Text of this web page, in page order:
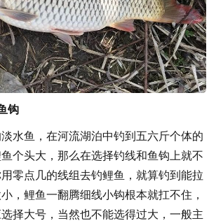
钩
水鱼，在河流湖泊中钓到五六斤个体的
个头大，那么在选择钓线和鱼钩上就不
零点几的线组去钓鲤鱼，就算钓到能拉
，鲤鱼一翻腾细线小钩根本就扛不住，
择大号，当然也不能选得过大，一般主